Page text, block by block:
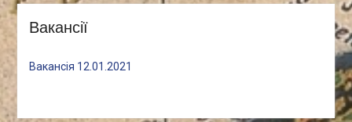
Вакансії
Вакансія 12.01.2021